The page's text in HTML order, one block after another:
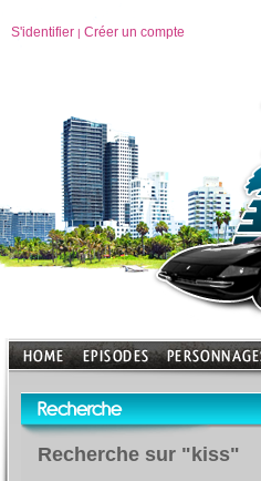
S'identifier | Créer un compte
Recherche
Recherche sur "kiss"